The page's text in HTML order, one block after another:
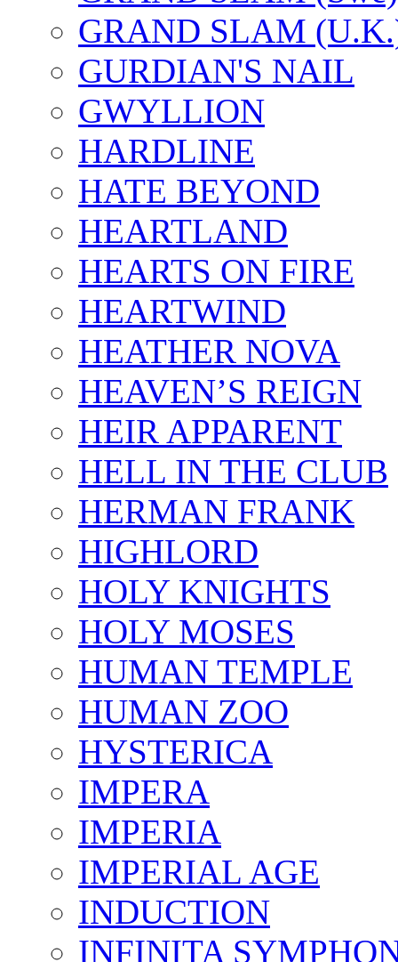
GRAND SLAM
GURDIAN'S NAIL
GWYLLION
HARDLINE
HATE BEYOND
HEARTLAND
HEARTS ON FIRE
HEARTWIND
HEATHER NOVA
HEAVEN’S REIGN
HEIR APPARENT
HELL IN THE CLUB
HERMAN FRANK
HIGHLORD
HOLY KNIGHTS
HOLY MOSES
HUMAN TEMPLE
HUMAN ZOO
HYSTERICA
IMPERA
IMPERIA
IMPERIAL AGE
INDUCTION
INFINITA